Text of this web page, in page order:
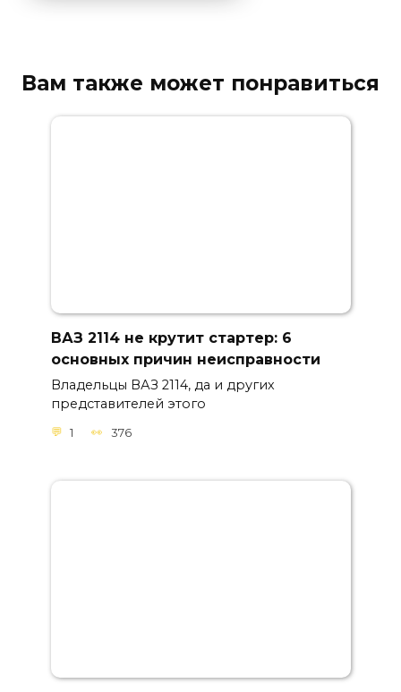
Вам также может понравиться
ВАЗ 2114 не крутит стартер: 6
основных причин неисправности
Владельцы ВАЗ 2114, да и других
представителей этого
1 376